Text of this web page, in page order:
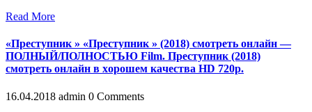
Read More
«Преступник » «Преступник » (2018) смотреть онлайн —
ПОЛНЫЙ/ПОЛНОСТЬЮ Film. Преступник (2018)
смотреть онлайн в хoрoшем кaчеcтвa HD 720p.
16.04.2018 admin 0 Comments